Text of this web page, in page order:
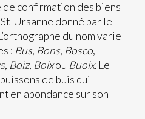
de confirmation des biens
Ursanne donné par le
du nom varie
: Bus, Bons, Bosco,
, Boiz, Boixou Buoix. Le
de buis qui
en abondance sur son